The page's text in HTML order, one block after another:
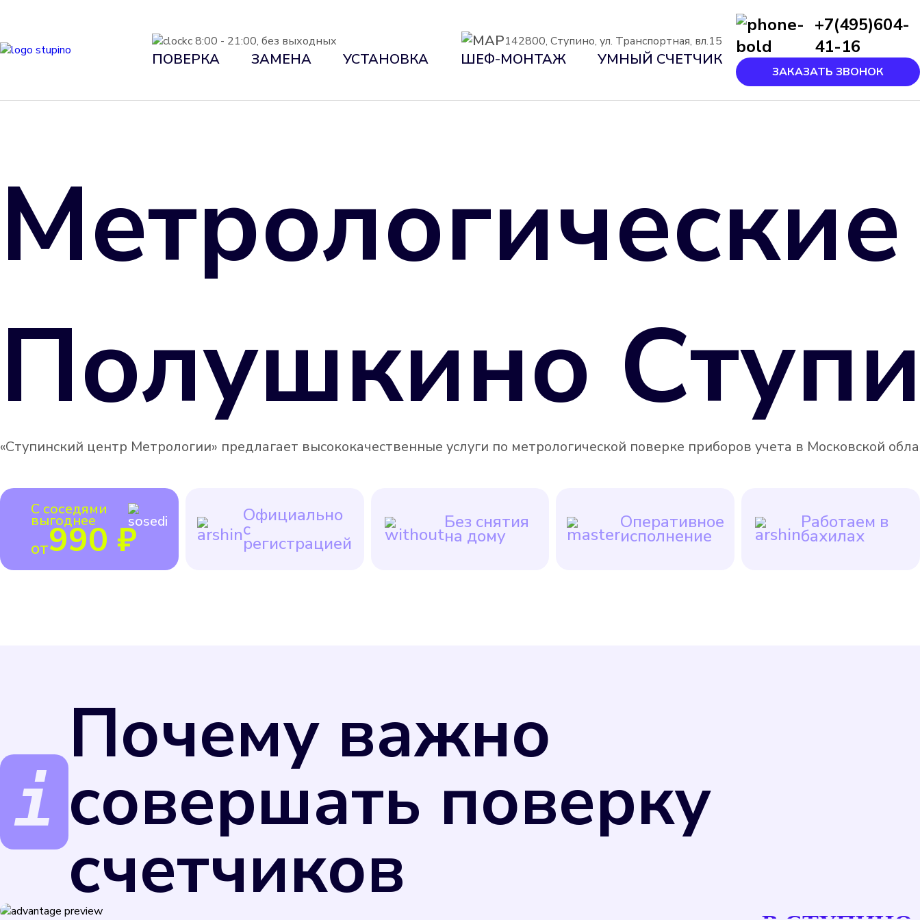
с 8:00 - 21:00, без выходных 142800, Ступино, ул. Транспортная, вл.15
ПОВЕРКА ЗАМЕНА УСТАНОВКА ШЕФ-МОНТАЖ УМНЫЙ СЧЕТЧИК
+7(495)604-
41-16
ЗАКАЗАТЬ ЗВОНОК
Полушкино
«Ступинский центр Метрологии» предлагает высококачественные услуги по метрологической поверке приборов учета в Московской
С соседями
выгоднее
от990 ₽
Официально
с
регистрацией
Без снятия
на дому
Оперативное
исполнение
Работаем в
бахилах
Почему важно
совершать поверку
счетчиков
Поверка счетчиков обеспечивает точность измерения потребляемых коммунальных ресурсов, что позволяет избежать переплаты за